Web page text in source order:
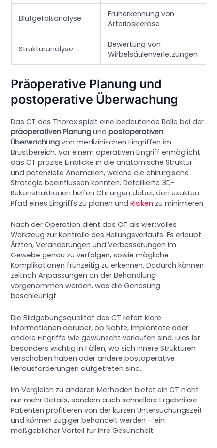
Blutgefäßanalyse
Früherkennung von
Arteriosklerose
Strukturanalyse
Bewertung von
Wirbelsäulenverletzungen
Präoperative Planung und
postoperative Überwachung
Das CT des Thorax spielt eine bedeutende Rolle bei der
präoperativen Planung undpostoperativen
Überwachung von medizinischen Eingriffen im
Brustbereich. Vor einem operativen Eingriff ermöglicht
das CT präzise Einblicke in die anatomische Struktur
und potenzielle Anomalien, welche die chirurgische
Strategie beeinflussen könnten. Detaillierte 3D-
Rekonstruktionen helfen Chirurgen dabei, den exakten
Pfad eines Eingriffs zu planen undRisiken zu minimieren.
Nach der Operation dient das CT als wertvolles
Werkzeug zur Kontrolle des Heilungsverlaufs. Es erlaubt
Ärzten, Veränderungen und Verbesserungen im
Gewebe genau zu verfolgen, sowie mögliche
Komplikationen frühzeitig zu erkennen. Dadurch können
zeitnah Anpassungen an der Behandlung
vorgenommen werden, was die Genesung
beschleunigt.
Die Bildgebungsqualität des CT liefert klare
Informationen darüber, ob Nähte, Implantate oder
andere Eingriffe wie gewünscht verlaufen sind. Dies ist
besonders wichtig in Fällen, wo sich innere Strukturen
verschoben haben oder andere postoperative
Herausforderungen aufgetreten sind.
Im Vergleich zu anderen Methoden bietet ein CT nicht
nur mehr Details, sondern auch schnellere Ergebnisse.
Patienten profitieren von der kurzen Untersuchungszeit
und können zügiger behandelt werden – ein
maßgeblicher Vorteil für ihre Gesundheit.